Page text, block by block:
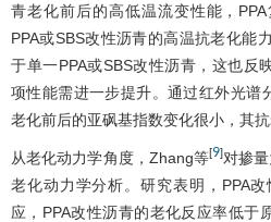
青老化前后的高低温流变性能，
PPA或SBS改性沥青的高温抗老化能
于单一PPA或SBS改性沥青，这也反
项性能需进一步提升。通过红外光谱
老化前后的亚砜基指数变化很小，其
从老化动力学角度，Zhang等[9]对掺
老化动力学分析。研究表明，PPA
应，PPA改性沥青的老化反应率低于